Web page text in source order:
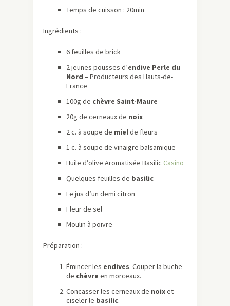
Temps de cuisson : 20min
Ingrédients :
6 feuilles de brick
2 jeunes pousses d’endive Perle du
Nord – Producteurs des Hauts-de-
France
100g de chèvre Saint-Maure
20g de cerneaux de noix
2 c. à soupe de mielde fleurs
1 c. à soupe de vinaigre balsamique
Huile d’olive Aromatisée Basilic Casino
Quelques feuilles de basilic
Le jus d’un demi citron
Fleur de sel
Moulin à poivre
Préparation :
Émincer les endives. Couper la buche
de chèvre en morceaux.
Concasser les cerneaux de noixet
ciseler le basilic.